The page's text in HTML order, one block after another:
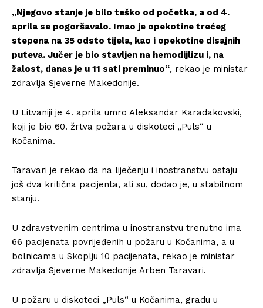
„Njegovo stanje je bilo teško od početka, a od 4.
aprila se pogoršavalo. Imao je opekotine trećeg
stepena na 35 odsto tijela, kao i opekotine disajnih
puteva. Jučer je bio stavljen na hemodijlizu i, na
žalost, danas je u 11 sati preminuo“, rekao je ministar
zdravlja Sjeverne Makedonije.
U Litvaniji je 4. aprila umro Aleksandar Karadakovski,
koji je bio 60. žrtva požara u diskoteci „Puls“ u
Kočanima.
Taravari je rekao da na liječenju i inostranstvu ostaju
još dva kritična pacijenta, ali su, dodao je, u stabilnom
stanju.
U zdravstvenim centrima u inostranstvu trenutno ima
66 pacijenata povrijeđenih u požaru u Kočanima, a u
bolnicama u Skoplju 10 pacijenata, rekao je ministar
zdravlja Sjeverne Makedonije Arben Taravari.
U požaru u diskoteci „Puls“ u Kočanima, gradu u